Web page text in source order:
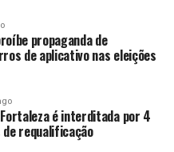
propaganda de
de aplicativo nas eleições
é interditada por 4
requalificação